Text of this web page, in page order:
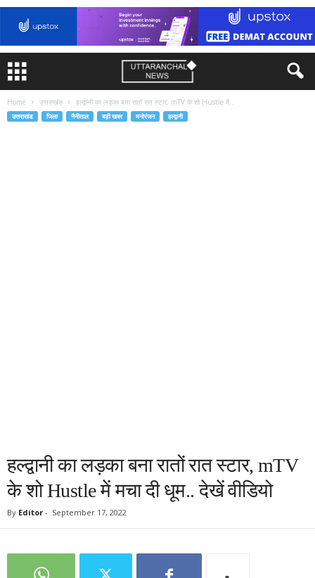
Home उत्तराखंड हल्द्वानी का लड़का बना रातों रात स्टार, mTV के शो Hustle में...
उत्तराखंड जिला नैनीताल बड़ी खबर मनोरंजन हल्द्वानी
हल्द्वानी का लड़का बना रातों रात स्टार, mTV
के शो Hustle में मचा दी धूम.. देखें वीडियो
By Editor - September 17, 2022